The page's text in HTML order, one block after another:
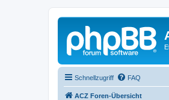
Schnellzugriff FAQ
ACZ Foren-Übersicht